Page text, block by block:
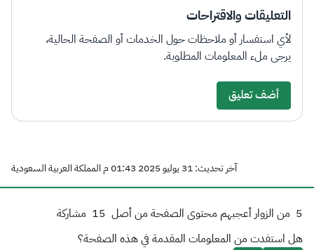
التعليقات والاقتراحات
لأي استفسار أو ملاحظات حول الخدمات أو الصفحة الحالية،
يرجى ملء المعلومات المطلوبة.
أضف تعليق
آخر تحديث: 31 يوليو 2025 01:43 م المملكة العربية السعودية
5 من الزوار أعجبهم محتوى الصفحة من أصل 15 مشاركة
هل استفدت من المعلومات المقدمة في هذه الصفحة؟